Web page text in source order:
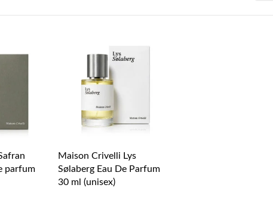
parfum
Maison Crivelli Lys
Sølaberg Eau De Parfum
30 ml (unisex)